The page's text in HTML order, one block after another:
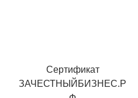
Сертификат
ЗАЧЕСТНЫЙБИЗНЕС.Р